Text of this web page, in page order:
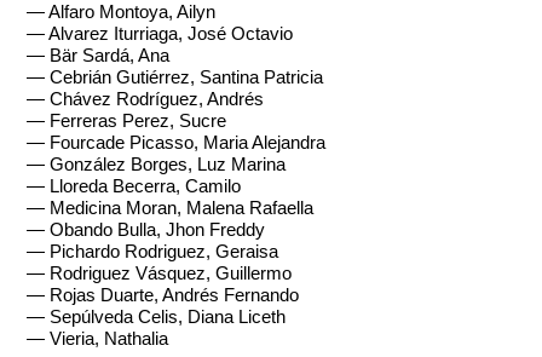
— Alfaro Montoya, Ailyn
— Alvarez Iturriaga, José Octavio
— Bär Sardá, Ana
— Cebrián Gutiérrez, Santina Patricia
— Chávez Rodríguez, Andrés
— Ferreras Perez, Sucre
— Fourcade Picasso, Maria Alejandra
— González Borges, Luz Marina
— Lloreda Becerra, Camilo
— Medicina Moran, Malena Rafaella
— Obando Bulla, Jhon Freddy
— Pichardo Rodriguez, Geraisa
— Rodriguez Vásquez, Guillermo
— Rojas Duarte, Andrés Fernando
— Sepúlveda Celis, Diana Liceth
— Vieria, Nathalia